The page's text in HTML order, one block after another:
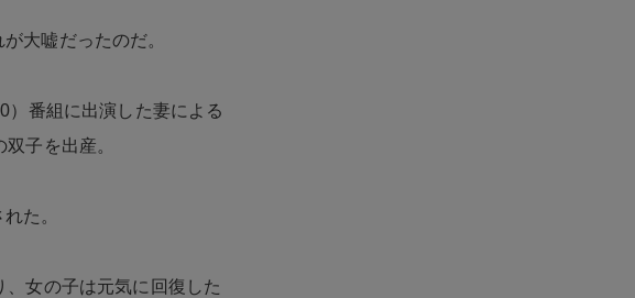
大嘘だったのだ。
）番組に出演した妻による
子を出産。
た。
女の子は元気に回復した